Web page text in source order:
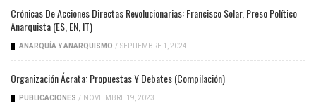
Crónicas De Acciones Directas Revolucionarias: Francisco Solar, Preso Político
Anarquista (ES, EN, IT)
ANARQUÍA Y ANARQUISMO / SEPTIEMBRE 1, 2024
Organización Ácrata: Propuestas Y Debates (compilación)
PUBLICACIONES / NOVIEMBRE 19, 2023